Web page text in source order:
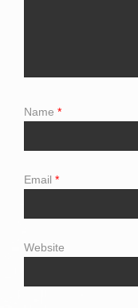
Name *
Email *
Website